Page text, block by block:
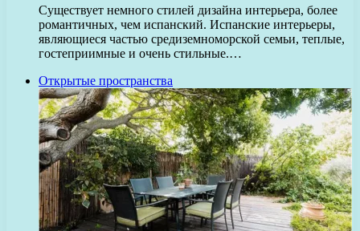
Существует немного стилей дизайна интерьера, более
романтичных, чем испанский. Испанские интерьеры,
являющиеся частью средиземноморской семьи, теплые,
гостеприимные и очень стильные.…
Открытые пространства